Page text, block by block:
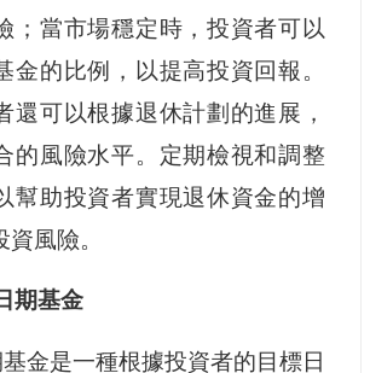
；當市場穩定時，投資者可以
金的比例，以提高投資回報。
還可以根據退休計劃的進展，
的風險水平。定期檢視和調整
幫助投資者實現退休資金的增
風險。
期基金
金是一種根據投資者的目標日